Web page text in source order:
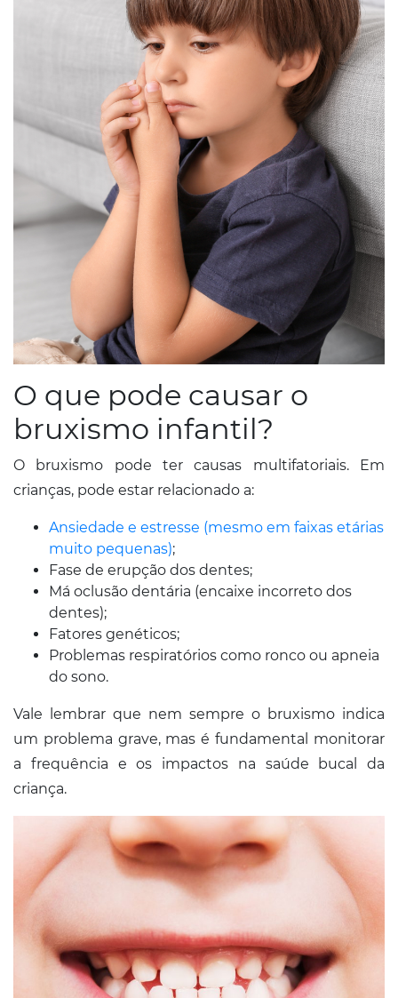
O que pode causar o
bruxismo infantil?
O bruxismo pode ter causas multifatoriais. Em
crianças, pode estar relacionado a:
Ansiedade e estresse (mesmo em faixas etárias
muito pequenas);
Fase de erupção dos dentes;
Má oclusão dentária (encaixe incorreto dos
dentes);
Fatores genéticos;
Problemas respiratórios como ronco ou apneia
do sono.
Vale lembrar que nem sempre o bruxismo indica
um problema grave, mas é fundamental monitorar
a frequência e os impactos na saúde bucal da
criança.